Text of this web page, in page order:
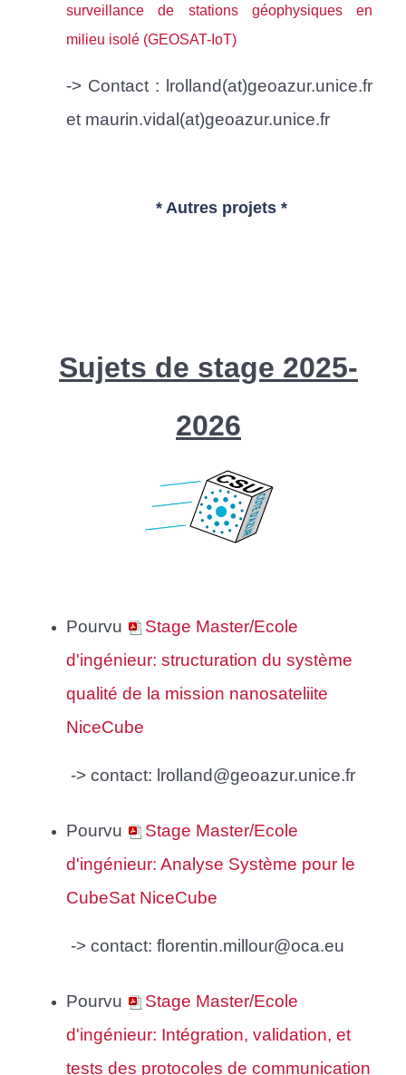
surveillance de stations géophysiques en
milieu isolé (GEOSAT-IoT)
-> Contact : lrolland(at)geoazur.unice.fr
et maurin.vidal(at)geoazur.unice.fr
* Autres projets *
Sujets de stage 2025-
2026
Pourvu
Stage Master/Ecole
d'ingénieur: structuration du système
qualité de la mission nanosateliite
NiceCube
-> contact: lrolland@geoazur.unice.fr
Pourvu
Stage Master/Ecole
d'ingénieur: Analyse Système pour le
CubeSat NiceCube
-> contact: florentin.millour@oca.eu
Pourvu
Stage Master/Ecole
d'ingénieur: Intégration, validation, et
tests des protocoles de communication